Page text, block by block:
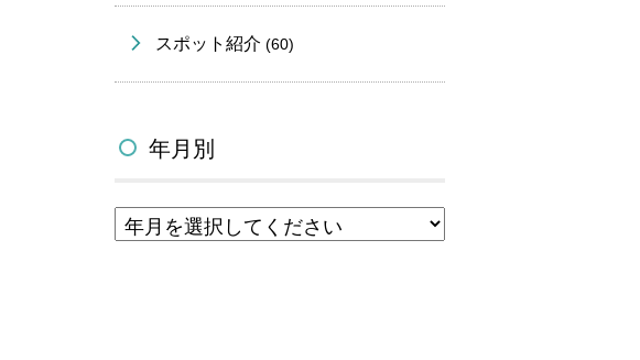
スポット紹介 (60)
年月別